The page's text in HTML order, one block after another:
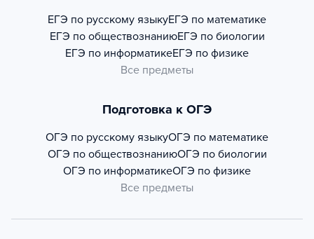
ЕГЭ по русскому языкуЕГЭ по математике
ЕГЭ по обществознаниюЕГЭ по биологии
ЕГЭ по информатикеЕГЭ по физике
Все предметы
Подготовка к ОГЭ
ОГЭ по русскому языкуОГЭ по математике
ОГЭ по обществознаниюОГЭ по биологии
ОГЭ по информатикеОГЭ по физике
Все предметы